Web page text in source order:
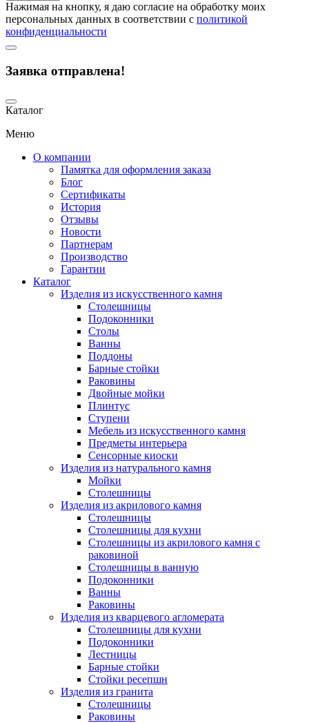
Нажимая на кнопку, я даю согласие на обработку моих
персональных данных в соответствии с политикой
конфиденциальности
Заявка отправлена!
Каталог
Меню
О компании
Памятка для оформления заказа
Блог
Сертификаты
История
Отзывы
Новости
Партнерам
Производство
Гарантии
Каталог
Изделия из искусственного камня
Столешницы
Подоконники
Столы
Ванны
Поддоны
Барные стойки
Раковины
Двойные мойки
Плинтус
Ступени
Мебель из искусственного камня
Предметы интерьера
Сенсорные киоски
Изделия из натурального камня
Мойки
Столешницы
Изделия из акрилового камня
Столешницы
Столешницы для кухни
Столешницы из акрилового камня с
раковиной
Столешницы в ванную
Подоконники
Ванны
Раковины
Изделия из кварцевого агломерата
Столешницы для кухни
Подоконники
Лестницы
Барные стойки
Стойки ресепшн
Изделия из гранита
Столешницы
Раковины